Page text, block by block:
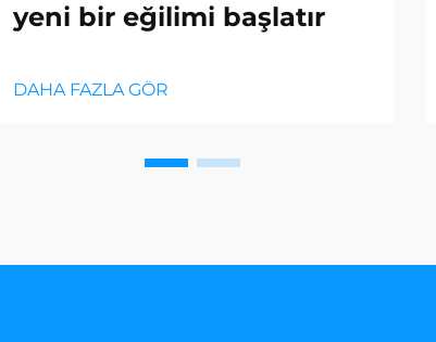
yeni bir eğilimi başlatır
DAHA FAZLA GÖR